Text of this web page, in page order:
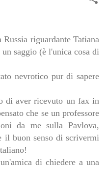
riguardante Tatiana
saggio (è l'unica cosa di
nevrotico pur di sapere
di aver ricevuto un fax in
che se un professore
da me sulla Pavlova,
il buon senso di scrivermi
di chiedere a una